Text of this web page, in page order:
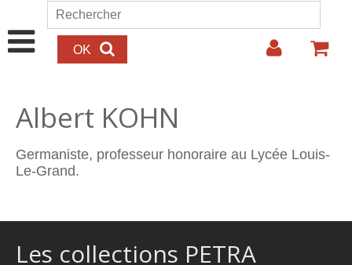
Aller au contenu principal
Formulaire de recherche
Rechercher
Albert KOHN
Germaniste, professeur honoraire au Lycée Louis-
Le-Grand.
Les collections PETRA